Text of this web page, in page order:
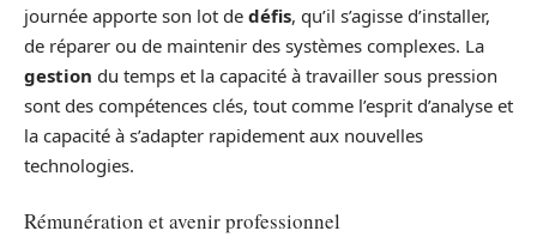
journée apporte son lot de défis, qu’il s’agisse d’installer,
de réparer ou de maintenir des systèmes complexes. La
gestion du temps et la capacité à travailler sous pression
sont des compétences clés, tout comme l’esprit d’analyse et
la capacité à s’adapter rapidement aux nouvelles
technologies.
Rémunération et avenir professionnel